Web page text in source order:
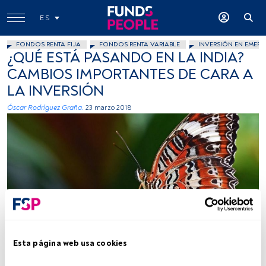
Esta página web usa cookies
ES
FONDOS RENTA FIJA FONDOS RENTA VARIABLE INVERSIÓN EN
¿QUÉ ESTÁ PASANDO EN LA INDIA?
CAMBIOS IMPORTANTES DE CARA A
LA INVERSIÓN
Óscar Rodríguez Graña. 23 marzo 2018
David Clode, Unsplash